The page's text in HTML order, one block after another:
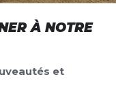
À NOTRE
et